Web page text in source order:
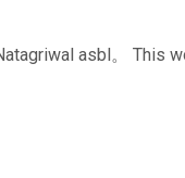
asbl。 This